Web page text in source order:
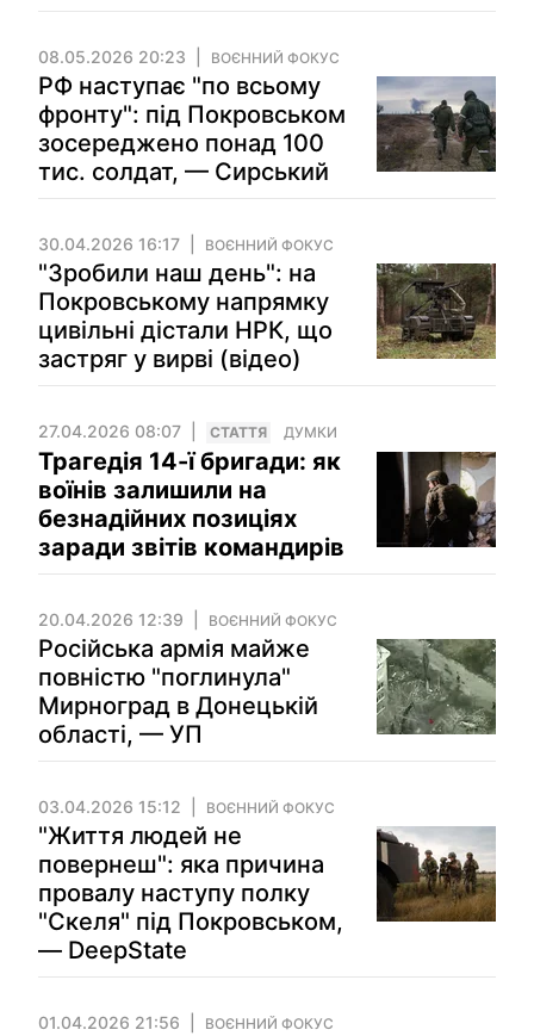
08.05.2026 20:23 ВОЄННИЙ ФОКУС
РФ наступає "по всьому
фронту": під Покровськом
зосереджено понад 100
тис. солдат, — Сирський
30.04.2026 16:17 ВОЄННИЙ ФОКУС
"Зробили наш день": на
Покровському напрямку
цивільні дістали НРК, що
застряг у вирві (відео)
27.04.2026 08:07 СТАТТЯ ДУМКИ
Трагедія 14-ї бригади: як
воїнів залишили на
безнадійних позиціях
заради звітів командирів
20.04.2026 12:39 ВОЄННИЙ ФОКУС
Російська армія майже
повністю "поглинула"
Мирноград в Донецькій
області, — УП
03.04.2026 15:12 ВОЄННИЙ ФОКУС
"Життя людей не
повернеш": яка причина
провалу наступу полку
"Скеля" під Покровськом,
— DeepState
01.04.2026 21:56 ВОЄННИЙ ФОКУС